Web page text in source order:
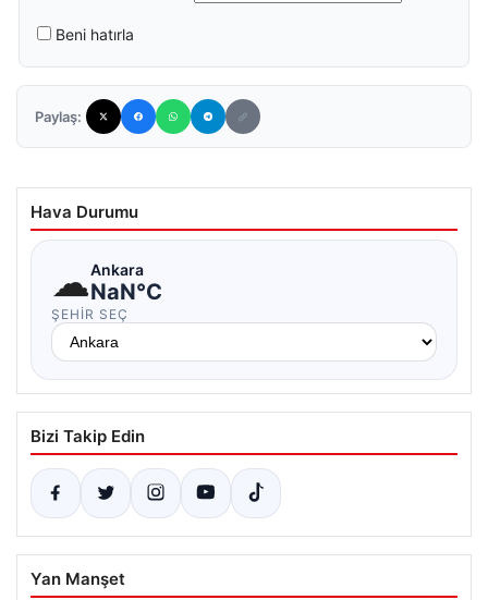
Beni hatırla
Paylaş:
Hava Durumu
☁Ankara
NaN°C
ŞEHIR SEÇ
Bizi Takip Edin
Yan Manşet